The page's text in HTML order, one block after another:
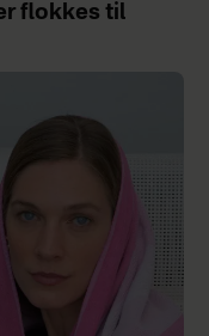
flokkes til